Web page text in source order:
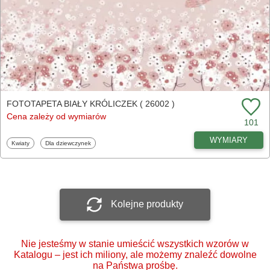
FOTOTAPETA BIAŁY KRÓLICZEK ( 26002 )
Cena zależy od wymiarów
101
Fototapety
Kwiaty Fototapety
Dla dziewczynek WYMIARY
Kolejne produkty
Nie jesteśmy w stanie umieścić wszystkich wzorów w
Katalogu – jest ich miliony, ale możemy znaleźć dowolne
na Państwa prośbę.